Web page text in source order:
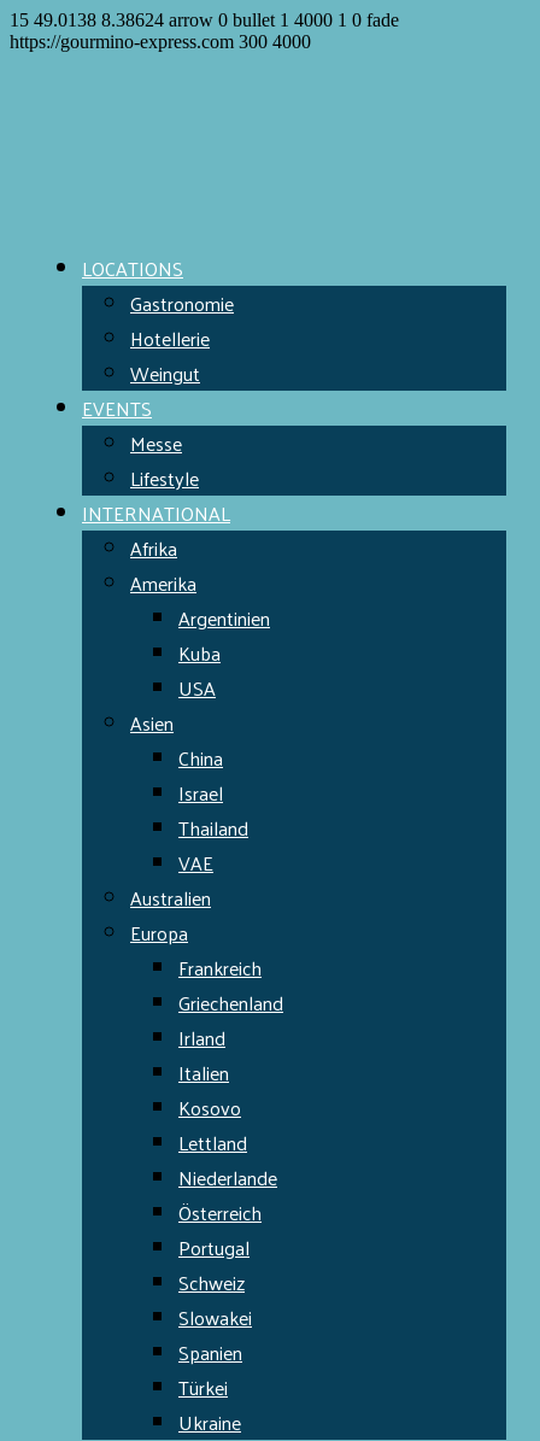
15 49.0138 8.38624 arrow 0 bullet 1 4000 1 0 fade
https://gourmino-express.com 300 4000
LOCATIONS
Gastronomie
Hotellerie
Weingut
EVENTS
Messe
Lifestyle
INTERNATIONAL
Afrika
Amerika
Argentinien
Kuba
USA
Asien
China
Israel
Thailand
VAE
Australien
Europa
Frankreich
Griechenland
Irland
Italien
Kosovo
Lettland
Niederlande
Österreich
Portugal
Schweiz
Slowakei
Spanien
Türkei
Ukraine